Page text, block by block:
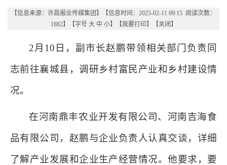
【信息来源： 许昌报业传媒集团 】
【信息时间：2025-02-11 09:15 阅读次数：
1882】【字号 大 中 小】【我要打印】【关闭 】
2月10日，副市长赵鹏带领相关部门负责同
志前往襄城县，调研乡村富民产业和乡村建设情
况。
在河南鼎丰农业开发有限公司、河南吉海食
品有限公司，赵鹏与企业负责人认真交谈，详细
了解产业发展和企业生产经营情况。他要求，要